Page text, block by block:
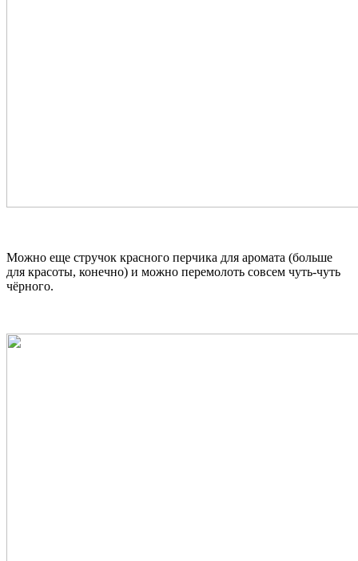
Можно еще стручок красного перчика для аромата (больше
для красоты, конечно) и можно перемолоть совсем чуть-чуть
чёрного.